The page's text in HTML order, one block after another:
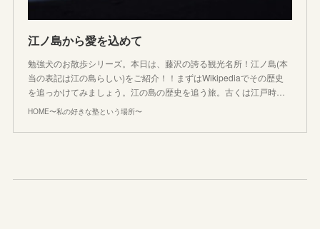
江ノ島から愛を込めて
勉強犬のお散歩シリーズ。本日は、藤沢の誇る観光名所！江ノ島(本
当の表記は江の島らしい)をご紹介！！まずはWikipediaでその歴史
を追っかけてみましょう。江の島の歴史を追う旅。古くは江戸時…
HOME〜私の好きな塾という場所〜